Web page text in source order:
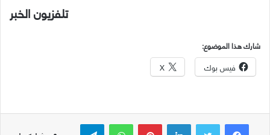
تلفزيون الخبر
شارك هذا الموضوع:
فيس بوك X
لينكدإن بينتيريست واتساب